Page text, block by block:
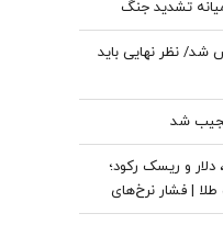
تشدید جنگ
نظر نهایی باید
شد
و ریسک رکود؛
| فشار نرخ‌های